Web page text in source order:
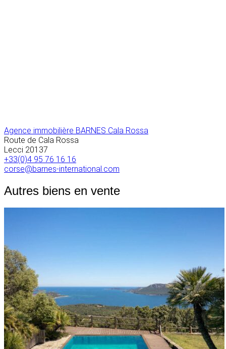
Agence immobilière BARNES Cala Rossa
Route de Cala Rossa
Lecci 20137
+33(0)4 95 76 16 16
corse@barnes-international.com
Autres biens en vente